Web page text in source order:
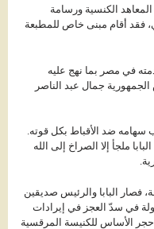
المعاهد الكنسية ورسامة
فقد أقام مبنى خاص للمطبعة
في مصر بما نهج عليه
جمال عبد الناصر
ضد الأقباط بكل قوته.
ملجأ إلا الصراخ إلى الله
البابا والرئيس صديقين
في سدّ العجز في إيرادات
الأساس للكنيسة المرقسية